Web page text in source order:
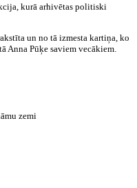
kurā arhivētas politiski
un no tā izmesta kartiņa, ko
Anna Pūķe saviem vecākiem.
zemi